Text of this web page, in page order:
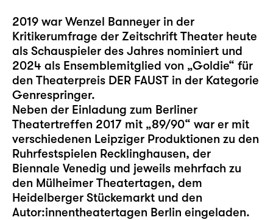
2019 war Wenzel Banneyer in der
Kritikerumfrage der Zeitschrift Theater heute
als Schauspieler des Jahres nominiert und
2024 als Ensemblemitglied von „Goldie“ für
den Theaterpreis DER FAUST in der Kategorie
Genrespringer.
Neben der Einladung zum Berliner
Theatertreffen 2017 mit „89/90“ war er mit
verschiedenen Leipziger Produktionen zu den
Ruhrfestspielen Recklinghausen, der
Biennale Venedig und jeweils mehrfach zu
den Mülheimer Theatertagen, dem
Heidelberger Stückemarkt und den
Autor:innentheatertagen Berlin eingeladen.